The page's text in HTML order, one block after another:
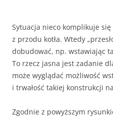
Sytuacja nieco komplikuje
z przodu kotła. Wtedy
dobudować, np. wstawiając
To rzecz jasna jest zadanie
może wyglądać możliwość
i trwałość takiej konstrukcji
Zgodnie z powyższym